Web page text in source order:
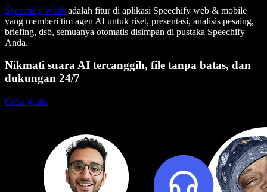
Speechify Work adalah fitur di aplikasi Speechify web & mobile
yang memberi tim agen AI untuk riset, presentasi, analisis pesaing,
briefing, dsb, semuanya otomatis disimpan di pustaka Speechify
Anda.
Nikmati suara AI tercanggih, file tanpa batas, dan
dukungan 24/7
Coba gratis